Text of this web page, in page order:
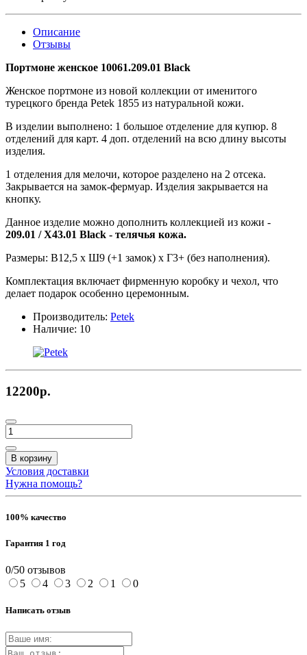
Описание
Отзывы
Портмоне женское 10061.209.01 Black
Женское портмоне из новой коллекции от именитого
турецкого бренда Petek 1855 из натуральной кожи.
В изделии выполнено: 1 большое отделение для купюр. 8
отделений для карт. 4 доп. отделений на всю длину высоты
изделия.
1 отделения для мелочи, которое разделено на 2 отсека.
Закрывается на замок-фермуар. Изделия закрывается на
кнопку.
Данное изделие можно дополнить коллекцией из кожи -
209.01 / X43.01 Black - телячья кожа.
Размеры: В12,5 х Ш9 (+1 замок) х Г3+ (без наполнения).
Комплектация включает фирменную коробку и чехол, что
делает подарок особенно церемонным.
Производитель: Petek
Наличие: 10
12200р.
В корзину
Условия доставки
Нужна помощь?
100% качество
Гарантия 1 год
0/50 отзывов
5
4 3 2 1 0
Написать отзыв